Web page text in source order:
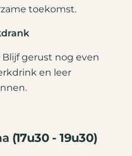
toekomst.
gerust nog even
en leer
(17u30 - 19u30)